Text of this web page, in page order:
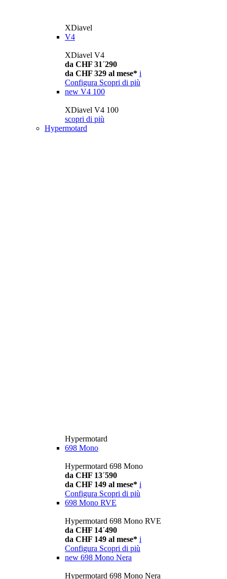
XDiavel
V4
XDiavel V4
da CHF 31´290
da CHF 329 al mese* i
Configura Scopri di più
new V4 100
XDiavel V4 100
scopri di più
Hypermotard
Hypermotard
698 Mono
Hypermotard 698 Mono
da CHF 13´590
da CHF 149 al mese* i
Configura Scopri di più
698 Mono RVE
Hypermotard 698 Mono RVE
da CHF 14´490
da CHF 149 al mese* i
Configura Scopri di più
new 698 Mono Nera
Hypermotard 698 Mono Nera